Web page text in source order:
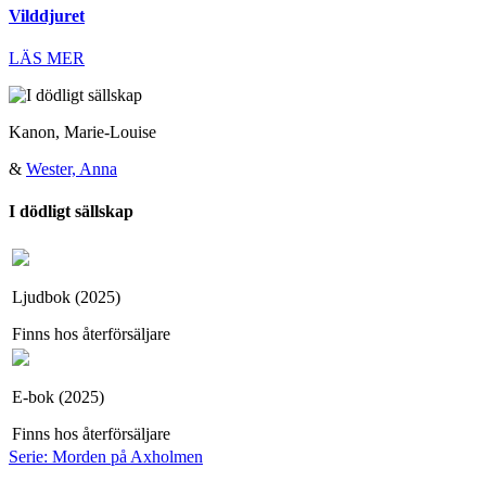
Vilddjuret
LÄS MER
Kanon, Marie-Louise
& Wester, Anna
I dödligt sällskap
Ljudbok (2025)
Finns hos återförsäljare
E-bok (2025)
Finns hos återförsäljare
Serie: Morden på Axholmen